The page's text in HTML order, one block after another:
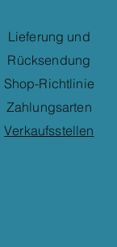
Lieferung und
Rücksendung
Shop-Richtlinie
Zahlungsarten
Verkaufsstellen